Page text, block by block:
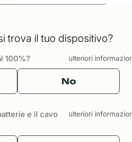
trova il tuo dispositivo?
100%? ulteriori
No
e il cavo
ulteriori